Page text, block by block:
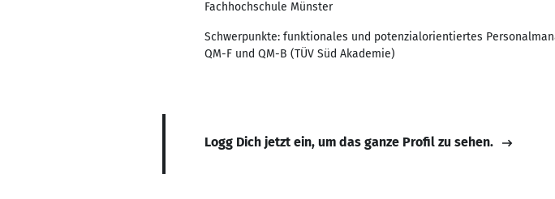
Fachhochschule Münster
Schwerpunkte: funktionales und potenzialorientiertes
QM-F und QM-B (TÜV Süd Akademie)
Logg Dich jetzt ein, um das ganze Profil zu sehen.